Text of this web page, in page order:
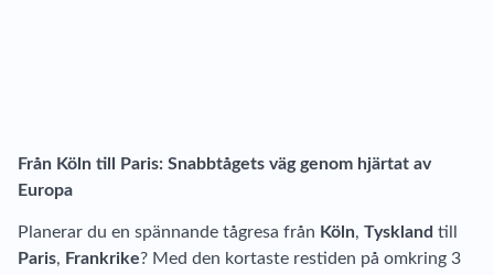
Från Köln till Paris: Snabbtågets väg genom hjärtat av
Europa
Planerar du en spännande tågresa från Köln, Tyskland till
Paris, Frankrike? Med den kortaste restiden på omkring 3